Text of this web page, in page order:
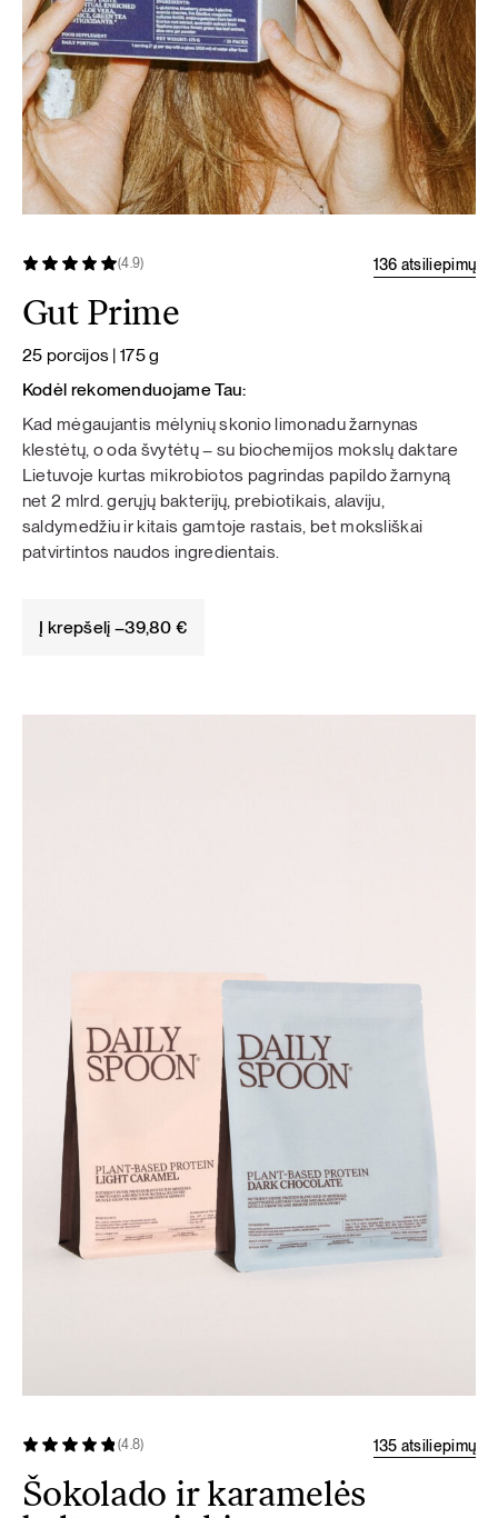
(4.9) 136 atsiliepimų
Gut Prime
25 porcijos | 175 g
Kodėl rekomenduojame Tau:
Kad mėgaujantis mėlynių skonio limonadu žarnynas
klestėtų, o oda švytėtų – su biochemijos mokslų daktare
Lietuvoje kurtas mikrobiotos pagrindas papildo žarnyną
net 2 mlrd. gerųjų bakterijų, prebiotikais, alaviju,
saldymedžiu ir kitais gamtoje rastais, bet moksliškai
patvirtintos naudos ingredientais.
Į krepšelį –39,80€
(4.8) 135 atsiliepimų
Šokolado ir karamelės